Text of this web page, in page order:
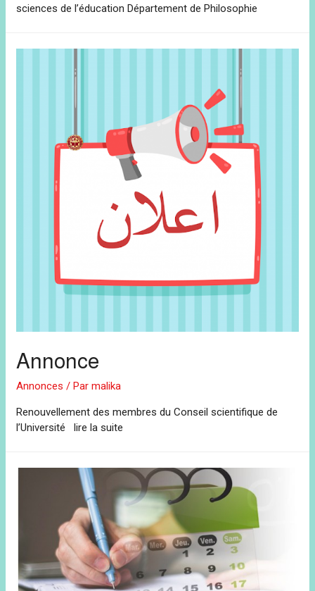
sciences de l’éducation Département de Philosophie
Annonce
Annonces / Parmalika
Renouvellement des membres du Conseil scientifique de
l’Université lire la suite